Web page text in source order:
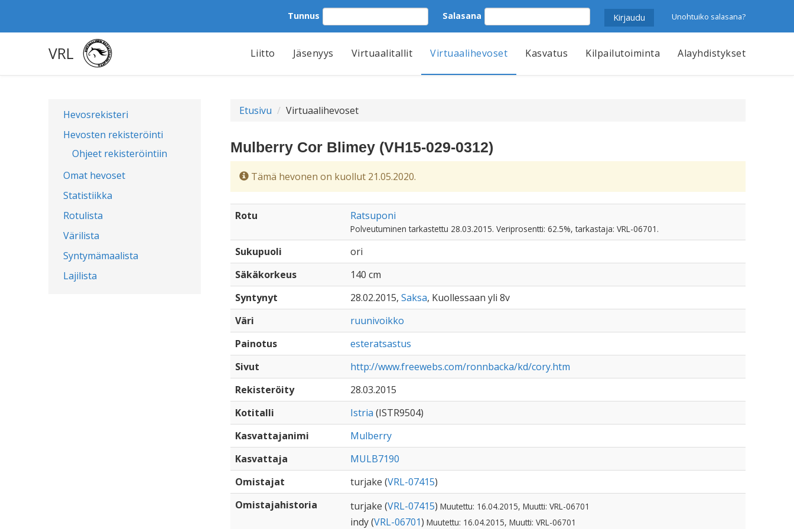
Tunnus Salasana Unohtuiko salasana?
VRL Liitto Jäsenyys Virtuaalitallit Virtuaalihevoset Kasvatus Kilpailutoiminta Alayhdistykset
Hevosrekisteri
Hevosten rekisteröinti
Ohjeet rekisteröintiin
Omat hevoset
Statistiikka
Rotulista
Värilista
Syntymämaalista
Lajilista
Etusivu Virtuaalihevoset
Mulberry Cor Blimey (VH15-029-0312)
Tämä hevonen on kuollut 21.05.2020.
Rotu Ratsuponi
Polveutuminen tarkastettu 28.03.2015. Veriprosentti: 62.5%, tarkastaja: VRL-06701.
Sukupuoli
ori
Säkäkorkeus
140 cm
Syntynyt
28.02.2015, Saksa, Kuollessaan yli 8v
Väri
ruunivoikko
Painotus
esteratsastus
Sivut
http://www.freewebs.com/ronnbacka/kd/cory.htm
Rekisteröity
28.03.2015
Kotitalli
Istria (ISTR9504)
Kasvattajanimi
Mulberry
Kasvattaja
MULB7190
Omistajat
turjake (VRL-07415)
Omistajahistoria
turjake (VRL-07415) Muutettu: 16.04.2015, Muutti: VRL-06701
indy (VRL-06701) Muutettu: 16.04.2015, Muutti: VRL-06701